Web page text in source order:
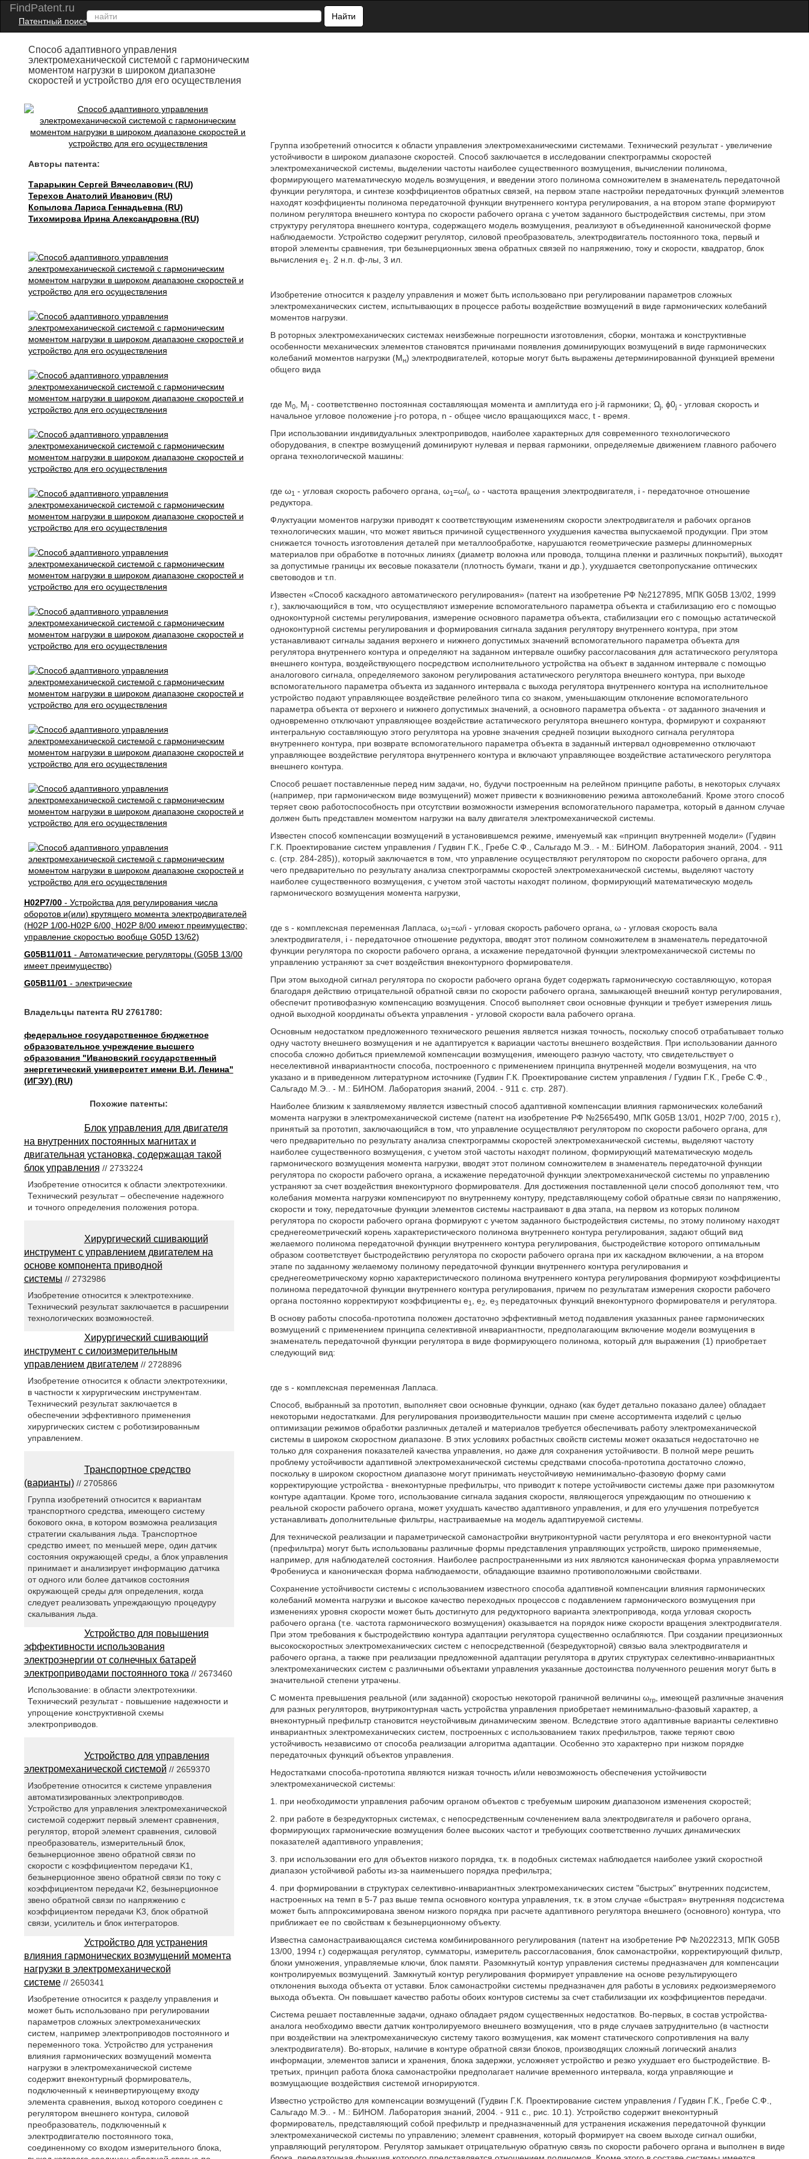
FindPatent.ru
Патентный поиск
Найти
Способ адаптивного управления
электромеханической системой с гармоническим
моментом нагрузки в широком диапазоне
скоростей и устройство для его осуществления
Авторы патента:
Тарарыкин Сергей Вячеславович (RU)
Терехов Анатолий Иванович (RU)
Копылова Лариса Геннадьевна (RU)
Тихомирова Ирина Александровна (RU)
H02P7/00- Устройства для регулирования числа
оборотов и(или) крутящего момента электродвигателей
(H02P 1/00-H02P 6/00, H02P 8/00 имеют преимущество;
управление скоростью вообще G05D 13/62)
G05B11/011- Автоматические регуляторы (G05B 13/00
имеет преимущество)
G05B11/01- электрические
Владельцы патента RU 2761780:
федеральное государственное бюджетное
образовательное учреждение высшего
образования "Ивановский государственный
энергетический университет имени В.И. Ленина"
(ИГЭУ) (RU)
Группа изобретений относится к области управления электромеханическими системами. Технический результат - увеличение
устойчивости в широком диапазоне скоростей. Способ заключается в исследовании спектрограммы скоростей
электромеханической системы, выделении частоты наиболее существенного возмущения, вычислении полинома,
формирующего математическую модель возмущения, и введении этого полинома сомножителем в знаменатель передаточной
функции регулятора, и синтезе коэффициентов обратных связей, на первом этапе настройки передаточных функций элементов
находят коэффициенты полинома передаточной функции внутреннего контура регулирования, а на втором этапе формируют
полином регулятора внешнего контура по скорости рабочего органа с учетом заданного быстродействия системы, при этом
структуру регулятора внешнего контура, содержащего модель возмущения, реализуют в объединенной канонической форме
наблюдаемости. Устройство содержит регулятор, силовой преобразователь, электродвигатель постоянного тока, первый и
второй элементы сравнения, три безынерционных звена обратных связей по напряжению, току и скорости, квадратор, блок
вычисления e1 . 2 н.п. ф-лы, 3 ил.
Изобретение относится к разделу управления и может быть использовано при регулировании параметров сложных
электромеханических систем, испытывающих в процессе работы воздействие возмущений в виде гармонических колебаний
моментов нагрузки.
В роторных электромеханических системах неизбежные погрешности изготовления, сборки, монтажа и конструктивные
особенности механических элементов становятся причинами появления доминирующих возмущений в виде гармонических
колебаний моментов нагрузки (Мн) электродвигателей, которые могут быть выражены детерминированной функцией времени
общего вида
где M0 , Mj - соответственно постоянная составляющая момента и амплитуда его j-й гармоники; Ωj , ϕ0j - угловая скорость и
начальное угловое положение j-го ротора, n - общее число вращающихся масс, t - время.
При использовании индивидуальных электроприводов, наиболее характерных для современного технологического
оборудования, в спектре возмущений доминируют нулевая и первая гармоники, определяемые движением главного рабочего
органа технологической машины:
где ω1 - угловая скорость рабочего органа, ω1=ω/i
, ω - частота вращения электродвигателя, i - передаточное отношение
редуктора.
Флуктуации моментов нагрузки приводят к соответствующим изменениям скорости электродвигателя и рабочих органов
технологических машин, что может явиться причиной существенного ухудшения качества выпускаемой продукции. При этом
снижается точность изготовления деталей при металлообработке, нарушаются геометрические размеры длинномерных
материалов при обработке в поточных линиях (диаметр волокна или провода, толщина пленки и различных покрытий), выходят
за допустимые границы их весовые показатели (плотность бумаги, ткани и др.), ухудшается светопропускание оптических
световодов и т.п.
Известен «Способ каскадного автоматического регулирования» (патент на изобретение РФ №2127895, МПК G05B 13/02, 1999
г.), заключающийся в том, что осуществляют измерение вспомогательного параметра объекта и стабилизацию его с помощью
одноконтурной системы регулирования, измерение основного параметра объекта, стабилизации его с помощью астатической
одноконтурной системы регулирования и формирования сигнала задания регулятору внутреннего контура, при этом
устанавливают сигналы задания верхнего и нижнего допустимых значений вспомогательного параметра объекта для
регулятора внутреннего контура и определяют на заданном интервале ошибку рассогласования для астатического регулятора
внешнего контура, воздействующего посредством исполнительного устройства на объект в заданном интервале с помощью
аналогового сигнала, определяемого законом регулирования астатического регулятора внешнего контура, при выходе
вспомогательного параметра объекта из заданного интервала с выхода регулятора внутреннего контура на исполнительное
устройство подают управляющее воздействие релейного типа со знаком, уменьшающим отклонение вспомогательного
параметра объекта от верхнего и нижнего допустимых значений, а основного параметра объекта - от заданного значения и
одновременно отключают управляющее воздействие астатического регулятора внешнего контура, формируют и сохраняют
интегральную составляющую этого регулятора на уровне значения средней позиции выходного сигнала регулятора
внутреннего контура, при возврате вспомогательного параметра объекта в заданный интервал одновременно отключают
управляющее воздействие регулятора внутреннего контура и включают управляющее воздействие астатического регулятора
внешнего контура.
Способ решает поставленные перед ним задачи, но, будучи построенным на релейном принципе работы, в некоторых случаях
(например, при гармоническом виде возмущений) может привести к возникновению режима автоколебаний. Кроме этого способ
теряет свою работоспособность при отсутствии возможности измерения вспомогательного параметра, который в данном случае
должен быть представлен моментом нагрузки на валу двигателя электромеханической системы.
Известен способ компенсации возмущений в установившемся режиме, именуемый как «принцип внутренней модели» (Гудвин
Г.К. Проектирование систем управления / Гудвин Г.К., Гребе С.Ф., Сальгадо М.Э.. - М.: БИНОМ. Лаборатория знаний, 2004. - 911
с. (стр. 284-285)), который заключается в том, что управление осуществляют регулятором по скорости рабочего органа, для
чего предварительно по результату анализа спектрограммы скоростей электромеханической системы, выделяют частоту
наиболее существенного возмущения, с учетом этой частоты находят полином, формирующий математическую модель
гармонического возмущения момента нагрузки,
где s - комплексная переменная Лапласа, ω1=ω/i - угловая скорость рабочего органа, ω - угловая скорость вала
электродвигателя, i - передаточное отношение редуктора, вводят этот полином сомножителем в знаменатель передаточной
функции регулятора по скорости рабочего органа, а искажение передаточной функции электромеханической системы по
управлению устраняют за счет воздействия внеконтурного формирователя.
При этом выходной сигнал регулятора по скорости рабочего органа будет содержать гармоническую составляющую, которая
благодаря действию отрицательной обратной связи по скорости рабочего органа, замыкающей внешний контур регулирования,
обеспечит противофазную компенсацию возмущения. Способ выполняет свои основные функции и требует измерения лишь
одной выходной координаты объекта управления - угловой скорости вала рабочего органа.
Основным недостатком предложенного технического решения является низкая точность, поскольку способ отрабатывает только
одну частоту внешнего возмущения и не адаптируется к вариации частоты внешнего воздействия. При использовании данного
способа сложно добиться приемлемой компенсации возмущения, имеющего разную частоту, что свидетельствует о
неселективной инвариантности способа, построенного с применением принципа внутренней модели возмущения, на что
указано и в приведенном литературном источнике (Гудвин Г.К. Проектирование систем управления / Гудвин Г.К., Гребе С.Ф.,
Сальгадо М.Э.. - М.: БИНОМ. Лаборатория знаний, 2004. - 911 с. стр. 287).
Наиболее близким к заявляемому является известный способ адаптивной компенсации влияния гармонических колебаний
момента нагрузки в электромеханической системе (патент на изобретение РФ №2565490, МПК G05B 13/01, Н02Р 7/00, 2015 г.),
принятый за прототип, заключающийся в том, что управление осуществляют регулятором по скорости рабочего органа, для
чего предварительно по результату анализа спектрограммы скоростей электромеханической системы, выделяют частоту
наиболее существенного возмущения, с учетом этой частоты находят полином, формирующий математическую модель
гармонического возмущения момента нагрузки, вводят этот полином сомножителем в знаменатель передаточной функции
регулятора по скорости рабочего органа, а искажение передаточной функции электромеханической системы по управлению
устраняют за счет воздействия внеконтурного формирователя. Для достижения поставленной цели способ дополняют тем, что
колебания момента нагрузки компенсируют по внутреннему контуру, представляющему собой обратные связи по напряжению,
скорости и току, передаточные функции элементов системы настраивают в два этапа, на первом из которых полином
регулятора по скорости рабочего органа формируют с учетом заданного быстродействия системы, по этому полиному находят
среднегеометрический корень характеристического полинома внутреннего контура регулирования, задают общий вид
желаемого полинома передаточной функции внутреннего контура регулирования, быстродействие которого оптимальным
образом соответствует быстродействию регулятора по скорости рабочего органа при их каскадном включении, а на втором
этапе по заданному желаемому полиному передаточной функции внутреннего контура регулирования и
среднегеометрическому корню характеристического полинома внутреннего контура регулирования формируют коэффициенты
полинома передаточной функции внутреннего контура регулирования, причем по результатам измерения скорости рабочего
органа постоянно корректируют коэффициенты е1 , е2 , е3 передаточных функций внеконтурного формирователя и регулятора.
В основу работы способа-прототипа положен достаточно эффективный метод подавления указанных ранее гармонических
возмущений с применением принципа селективной инвариантности, предполагающим включение модели возмущения в
знаменатель передаточной функции регулятора в виде формирующего полинома, который для выражения (1) приобретает
следующий вид:
где s - комплексная переменная Лапласа.
Способ, выбранный за прототип, выполняет свои основные функции, однако (как будет детально показано далее) обладает
некоторыми недостатками. Для регулирования производительности машин при смене ассортимента изделий с целью
оптимизации режимов обработки различных деталей и материалов требуется обеспечивать работу электромеханической
системы в широком скоростном диапазоне. В этих условиях робастных свойств системы может оказаться недостаточно не
только для сохранения показателей качества управления, но даже для сохранения устойчивости. В полной мере решить
проблему устойчивости адаптивной электромеханической системы средствами способа-прототипа достаточно сложно,
поскольку в широком скоростном диапазоне могут принимать неустойчивую неминимально-фазовую форму сами
корректирующие устройства - внеконтурные префильтры, что приводит к потере устойчивости системы даже при разомкнутом
контуре адаптации. Кроме того, использование сигнала задания скорости, являющегося упреждающим по отношению к
реальной скорости рабочего органа, может ухудшать качество адаптивного управления, и для его улучшения потребуется
устанавливать дополнительные фильтры, настраиваемые на модель адаптируемой системы.
Для технической реализации и параметрической самонастройки внутриконтурной части регулятора и его внеконтурной части
(префильтра) могут быть использованы различные формы представления управляющих устройств, широко применяемые,
например, для наблюдателей состояния. Наиболее распространенными из них являются каноническая форма управляемости
Фробениуса и каноническая форма наблюдаемости, обладающие взаимно противоположными свойствами.
Сохранение устойчивости системы с использованием известного способа адаптивной компенсации влияния гармонических
колебаний момента нагрузки и высокое качество переходных процессов с подавлением гармонического возмущения при
изменениях уровня скорости может быть достигнуто для редукторного варианта электропривода, когда угловая скорость
рабочего органа (т.е. частота гармонического возмущения) оказывается на порядок ниже скорости вращения электродвигателя.
При этом требования к быстродействию контура адаптации регулятора существенно ослабляются. При создании прецизионных
высокоскоростных электромеханических систем с непосредственной (безредукторной) связью вала электродвигателя и
рабочего органа, а также при реализации предложенной адаптации регулятора в других структурах селективно-инвариантных
электромеханических систем с различными объектами управления указанные достоинства полученного решения могут быть в
значительной степени утрачены.
С момента превышения реальной (или заданной) скоростью некоторой граничной величины ωгр
, имеющей различные значения
для разных регуляторов, внутриконтурная часть устройства управления приобретает неминимально-фазовый характер, а
внеконтурный префильтр становится неустойчивым динамическим звеном. Вследствие этого адаптивные варианты селективно
инвариантных электромеханических систем, построенных с использованием таких префильтров, также теряют свою
устойчивость независимо от способа реализации алгоритма адаптации. Особенно это характерно при низком порядке
передаточных функций объектов управления.
Недостатками способа-прототипа являются низкая точность и/или невозможность обеспечения устойчивости
электромеханической системы:
1. при необходимости управления рабочим органом объектов с требуемым широким диапазоном изменения скоростей;
2. при работе в безредукторных системах, с непосредственным сочленением вала электродвигателя и рабочего органа,
формирующих гармонические возмущения более высоких частот и требующих соответственно лучших динамических
показателей адаптивного управления;
3. при использовании его для объектов низкого порядка, т.к. в подобных системах наблюдается наиболее узкий скоростной
диапазон устойчивой работы из-за наименьшего порядка префильтра;
4. при формировании в структурах селективно-инвариантных электромеханических систем "быстрых" внутренних подсистем,
настроенных на темп в 5-7 раз выше темпа основного контура управления, т.к. в этом случае «быстрая» внутренняя подсистема
может быть аппроксимирована звеном низкого порядка при расчете адаптивного регулятора внешнего (основного) контура, что
приближает ее по свойствам к безынерционному объекту.
Известна самонастраивающаяся система комбинированного регулирования (патент на изобретение РФ №2022313, МПК G05B
13/00, 1994 г.) содержащая регулятор, сумматоры, измеритель рассогласования, блок самонастройки, корректирующий фильтр,
блоки умножения, управляемые ключи, блок памяти. Разомкнутый контур управления системы предназначен для компенсации
контролируемых возмущений. Замкнутый контур регулирования формирует управление на основе результирующего
отклонения выхода объекта от уставки. Блок самонастройки системы предназначен для работы в условиях редкоизмеряемого
выхода объекта. Он повышает качество работы обоих контуров системы за счет стабилизации их коэффициентов передачи.
Система решает поставленные задачи, однако обладает рядом существенных недостатков. Во-первых, в состав устройства-
аналога необходимо ввести датчик контролируемого внешнего возмущения, что в ряде случаев затруднительно (в частности
при воздействии на электромеханическую систему такого возмущения, как момент статического сопротивления на валу
электродвигателя). Во-вторых, наличие в контуре обратной связи блоков, производящих сложный логический анализ
информации, элементов записи и хранения, блока задержки, усложняет устройство и резко ухудшает его быстродействие. В-
третьих, принцип работа блока самонастройки предполагает наличие временного интервала, когда управляющие и
возмущающие воздействия системой игнорируются.
Известно устройство для компенсации возмущений (Гудвин Г.К. Проектирование систем управления / Гудвин Г.К., Гребе С.Ф.,
Сальгадо М.Э.. - М.: БИНОМ. Лаборатория знаний, 2004. - 911 с., рис. 10.1). Устройство содержит внеконтурный
формирователь, представляющий собой префильтр и предназначенный для устранения искажения передаточной функции
электромеханической системы по управлению; элемент сравнения, который формирует на своем выходе сигнал ошибки,
управляющий регулятором. Регулятор замыкает отрицательную обратную связь по скорости рабочего органа и выполнен в виде
Похожие патенты:
Блок управления для двигателя
на внутренних постоянных магнитах и
двигательная установка, содержащая такой
блок управления // 2733224
Изобретение относится к области электротехники.
Технический результат – обеспечение надежного
и точного определения положения ротора.
Хирургический сшивающий
инструмент с управлением двигателем на
основе компонента приводной
системы // 2732986
Изобретение относится к электротехнике.
Технический результат заключается в расширении
технологических возможностей.
Хирургический сшивающий
инструмент с силоизмерительным
управлением двигателем // 2728896
Изобретение относится к области электротехники,
в частности к хирургическим инструментам.
Технический результат заключается в
обеспечении эффективного применения
хирургических систем с роботизированным
управлением.
Транспортное средство
(варианты)// 2705866
Группа изобретений относится к вариантам
транспортного средства, имеющего систему
бокового окна, в котором возможна реализация
стратегии скалывания льда. Транспортное
средство имеет, по меньшей мере, один датчик
состояния окружающей среды, а блок управления
принимает и анализирует информацию датчика
от одного или более датчиков состояния
окружающей среды для определения, когда
следует реализовать упреждающую процедуру
скалывания льда.
Устройство для повышения
эффективности использования
электроэнергии от солнечных батарей
электроприводами постоянного тока // 2673460
Использование: в области электротехники.
Технический результат - повышение надежности и
упрощение конструктивной схемы
электроприводов.
Устройство для управления
электромеханической системой // 2659370
Изобретение относится к системе управления
автоматизированных электроприводов.
Устройство для управления электромеханической
системой содержит первый элемент сравнения,
регулятор, второй элемент сравнения, силовой
преобразователь, измерительный блок,
безынерционное звено обратной связи по
скорости с коэффициентом передачи K1,
безынерционное звено обратной связи по току с
коэффициентом передачи K2, безынерционное
звено обратной связи по напряжению с
коэффициентом передачи K3, блок обратной
связи, усилитель и блок интеграторов.
Устройство для устранения
влияния гармонических возмущений момента
нагрузки в электромеханической
системе// 2650341
Изобретение относится к разделу управления и
может быть использовано при регулировании
параметров сложных электромеханических
систем, например электроприводов постоянного и
переменного тока. Устройство для устранения
влияния гармонических возмущений момента
нагрузки в электромеханической системе
содержит внеконтурный формирователь,
подключенный к неинвертирующему входу
элемента сравнения, выход которого соединен с
регулятором внешнего контура, силовой
преобразователь, подключенный к
электродвигателю постоянного тока,
соединенному со входом измерительного блока,